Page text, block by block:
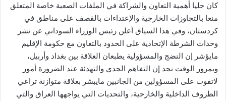
كان جليا أهمية التعاون والشراكة في الملفات الصعبة خاصة المتعلق
منعا بالتجاوزات الخارجية والإعتداءات بالقصف على مناطق في
كردستان، وفي هذا السياق أعلن رئيس الوزراء السوداني عن نشر
وحدات الشرطة الإتحادية على الحدود بالتعاون مع حكومة الإقليم
مايؤشر إن النضج والمسؤولية يطبعان العلاقة بين بغداد وأربيل،
وبمرور الوقت نجد إن التفاهم الجدي والتهدئة عند الضرورة أمور
لاتفوت على المسؤولين من الجانبين مايبشر بعلاقة متوازنة تراعي
الظروف الداخلية والخارجية، والتحديات التي يواجهها العراق والتي